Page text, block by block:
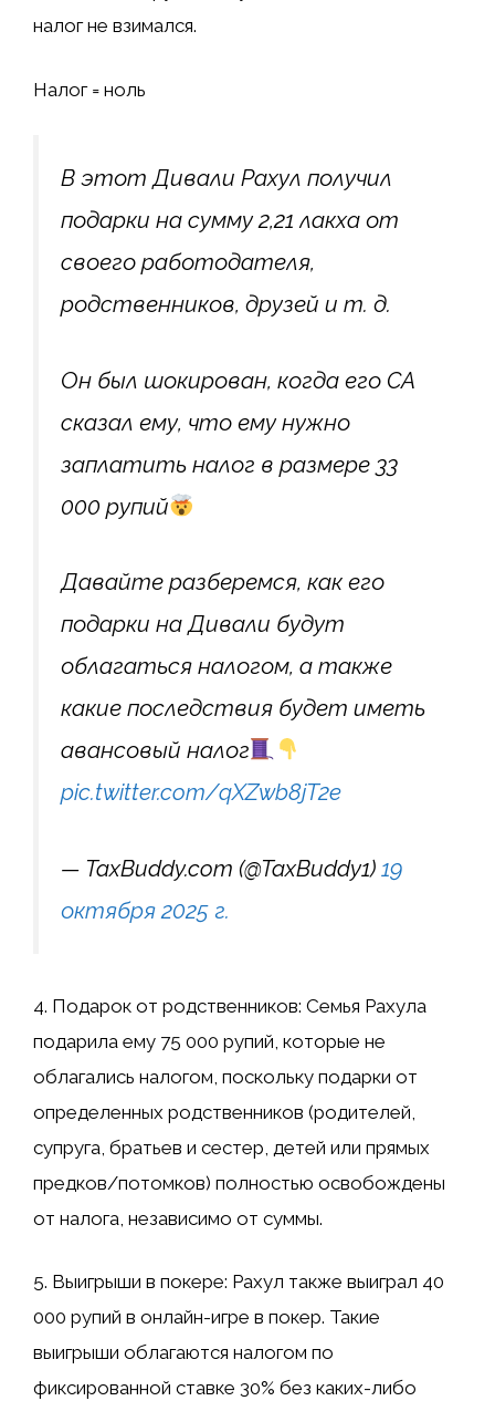
налог не взимался.
Налог = ноль
В этот Дивали Рахул получил
подарки на сумму 2,21 лакха от
своего работодателя,
родственников, друзей и т. д.
Он был шокирован, когда его CA
сказал ему, что ему нужно
заплатить налог в размере 33
000 рупий
Давайте разберемся, как его
подарки на Дивали будут
облагаться налогом, а также
какие последствия будет иметь
авансовый налог
pic.twitter.com/qXZwb8jT2e
— TaxBuddy.com (@TaxBuddy1) 19
октября 2025 г.
4. Подарок от родственников: Семья Рахула
подарила ему 75 000 рупий, которые не
облагались налогом, поскольку подарки от
определенных родственников (родителей,
супруга, братьев и сестер, детей или прямых
предков/потомков) полностью освобождены
от налога, независимо от суммы.
5. Выигрыши в покере: Рахул также выиграл 40
000 рупий в онлайн-игре в покер. Такие
выигрыши облагаются налогом по
фиксированной ставке 30% без каких-либо